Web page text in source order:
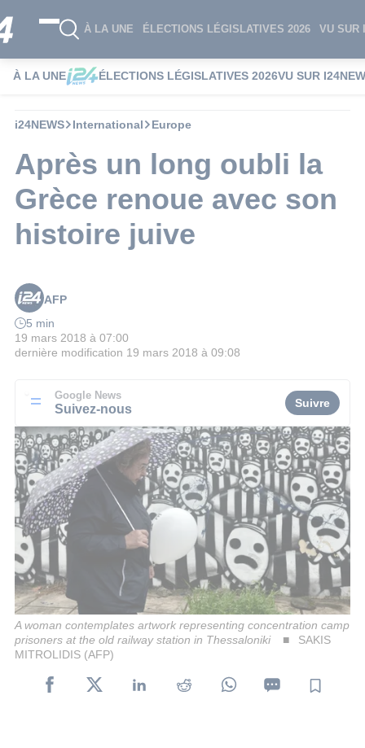
À LA UNE ÉLECTIONS LÉGISLATIVES 2026 VU SUR
À LA UNE ÉLECTIONS LÉGISLATIVES 2026VU SUR
i24NEWS International Europe
Après un long oubli la
Grèce renoue avec son
histoire juive
AFP
5 min
19 mars 2018 à 07:00
dernière modification 19 mars 2018 à 09:08
Google News
Suivez-nous Suivre
A woman contemplates artwork representing concentration camp
prisoners at the old railway station in Thessaloniki
SAKIS
MITROLIDIS (AFP)